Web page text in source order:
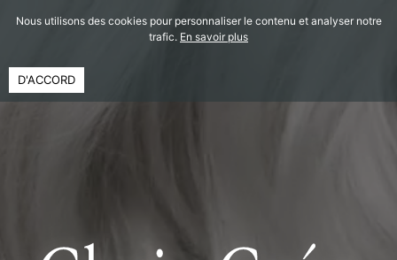
Nous utilisons des cookies pour personnaliser le contenu et analyser notre
trafic. En savoir plus
D'ACCORD